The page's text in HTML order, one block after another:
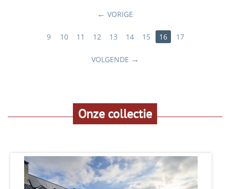
VORIGE
9 10 11 12 13 14 15 16 17
VOLGENDE
Onze collectie